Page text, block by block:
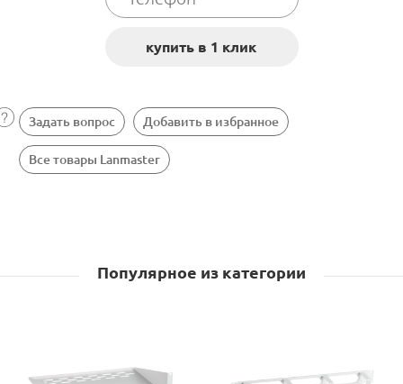
Задать вопрос Добавить в избранное
Все товары Lanmaster
Популярное из категории